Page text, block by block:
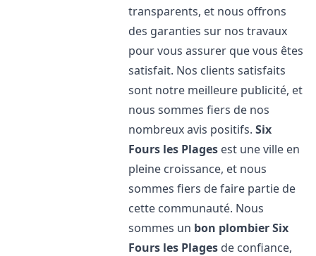
transparents, et nous offrons
des garanties sur nos travaux
pour vous assurer que vous êtes
satisfait. Nos clients satisfaits
sont notre meilleure publicité, et
nous sommes fiers de nos
nombreux avis positifs.Six
Fours les Plages est une ville en
pleine croissance, et nous
sommes fiers de faire partie de
cette communauté. Nous
sommes un bon plombierSix
Fours les Plages de confiance,